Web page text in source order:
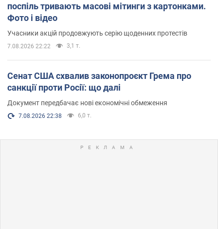
поспіль тривають масові мітинги з картонками.
Фото і відео
Учасники акцій продовжують серію щоденних протестів
7.08.2026 22:22 3,1 т.
Сенат США схвалив законопроєкт Грема про
санкції проти Росії: що далі
Документ передбачає нові економічні обмеження
7.08.2026 22:38 6,0 т.